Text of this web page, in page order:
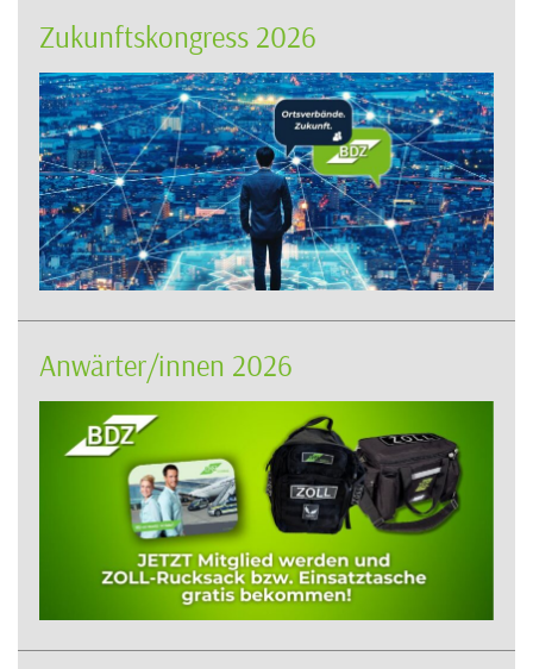
Zukunftskongress 2026
Anwärter/innen 2026